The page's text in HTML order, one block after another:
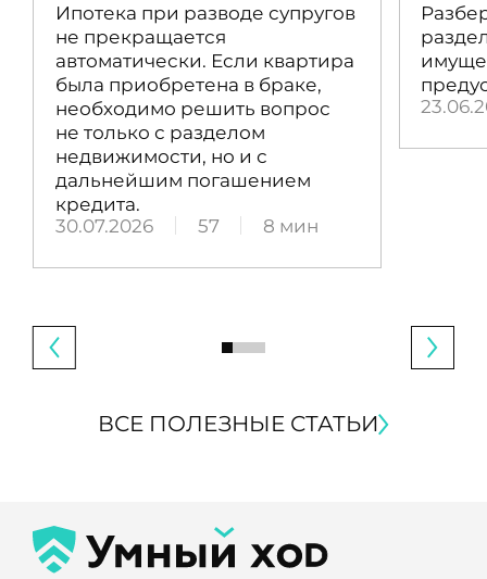
Ипотека при разводе супругов
не прекращается
автоматически. Если квартира
была приобретена в браке,
необходимо решить вопрос
не только с разделом
недвижимости, но и с
дальнейшим погашением
кредита.
30.07.2026
57 8 мин
ВСЕ ПОЛЕЗНЫЕ СТАТЬИ